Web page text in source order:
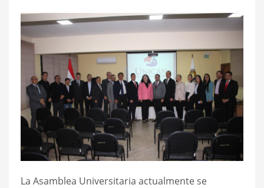
La Asamblea Universitaria actualmente se